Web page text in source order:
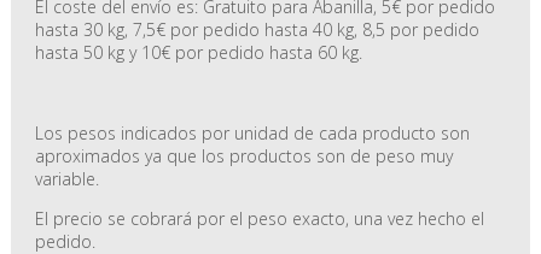
El coste del envío es: Gratuito para Abanilla, 5€ por pedido
hasta 30 kg, 7,5€ por pedido hasta 40 kg, 8,5 por pedido
hasta 50 kg y 10€ por pedido hasta 60 kg.
Los pesos indicados por unidad de cada producto son
aproximados ya que los productos son de peso muy
variable.
El precio se cobrará por el peso exacto, una vez hecho el
pedido.